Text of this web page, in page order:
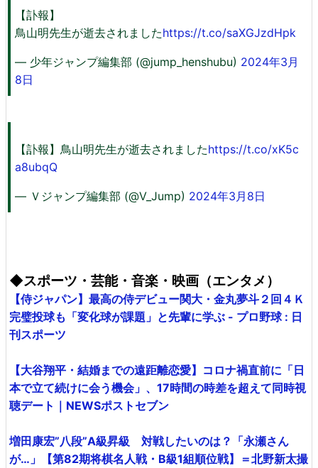
【訃報】
鳥山明先生が逝去されましたhttps://t.co/saXGJzdHpk
— 少年ジャンプ編集部 (@jump_henshubu) 2024年3月
8日
【訃報】鳥山明先生が逝去されましたhttps://t.co/xK5c
a8ubqQ
— Ｖジャンプ編集部 (@V_Jump) 2024年3月8日
◆スポーツ・芸能・音楽・映画（エンタメ）
【侍ジャパン】最高の侍デビュー関大・金丸夢斗２回４Ｋ
完璧投球も「変化球が課題」と先輩に学ぶ - プロ野球 : 日
刊スポーツ
【大谷翔平・結婚までの遠距離恋愛】コロナ禍直前に「日
本で立て続けに会う機会」、17時間の時差を超えて同時視
聴デート｜NEWSポストセブン
増田康宏”八段”A級昇級 対戦したいのは？「永瀬さん
が…」【第82期将棋名人戦・B級1組順位戦】＝北野新太撮